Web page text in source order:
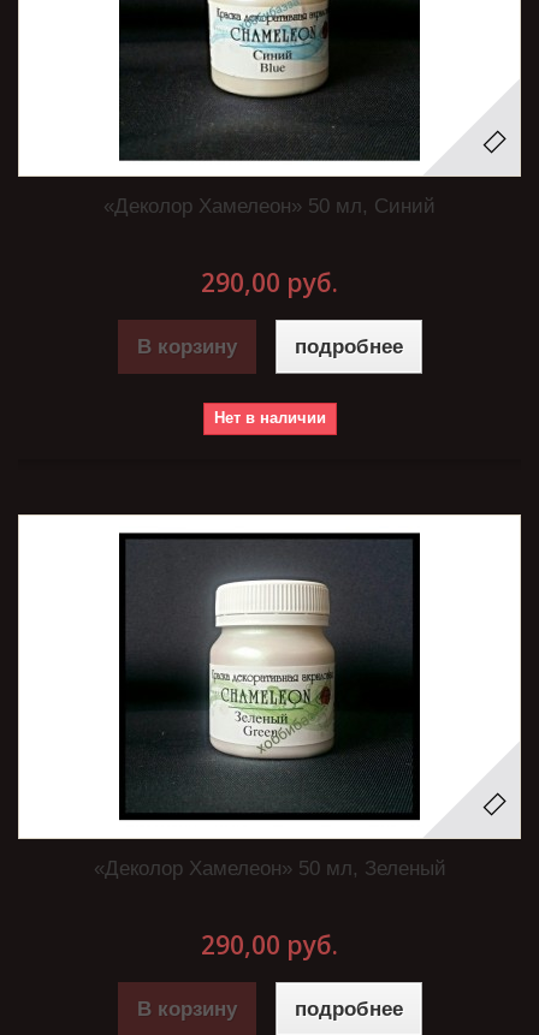
«Деколор Хамелеон» 50 мл, Синий
290,00 руб.
В корзину подробнее
Нет в наличии
«Деколор Хамелеон» 50 мл, Зеленый
290,00 руб.
В корзину подробнее